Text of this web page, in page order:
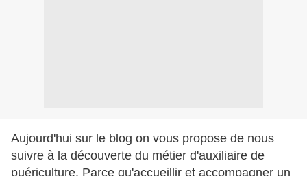
Aujourd'hui sur le blog on vous propose de nous
suivre à la découverte du métier d'auxiliaire de
puériculture. Parce qu'accueillir et accompagner un